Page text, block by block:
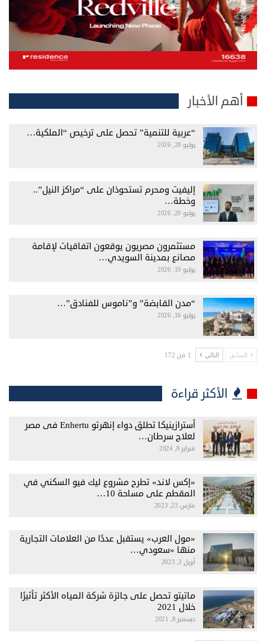
أهم الأخبار
“عربية للتنمية” تحصل على ترخيص “الملكية…
يوليو 28, 2026
إليفيت ومحرم تستحوذان على “مراكز النيل”..
وخطة…
يوليو 20, 2026
مستثمرون مصريون يوقعون اتفاقيات لإقامة
مصانع بمدينة السويدي…
يوليو 19, 2026
“مدن القابضة” و”ناموس للفنادق”…
يوليو 16, 2026
السابق التالي 1 من 172
الأكثر قراءة
أسترازينيكا تطلق دواء إنهرتو Enhertu فى مصر
لعلاج سرطان…
فبراير 8, 2024
«إكس لاند» تطرح مشروع ليك فيو السكني في
المقطم على مساحة 10…
مارس 23, 2023
«مول العرب» يستقبل عددًا من العلامات التجارية
منها «سعودي…
أبريل 3, 2023
ماتيتو تحصل على جائزة شركة المياه الأكثر تأثيرًا
خلال 2021
ديسمبر 8, 2021